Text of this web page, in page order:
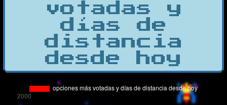
votadas y
días de
distancia
desde hoy